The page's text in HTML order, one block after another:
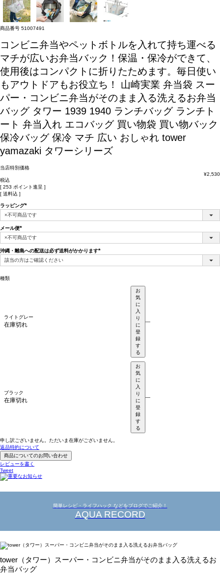
商品番号 51007491
コンビニ弁当やペットボトルを入れて持ち運べる
マチが広いお弁当バック！保温・保冷ができて、
使用後はコンパクトに折りたためます。毎日使い
もアウトドアもお役立ち！
山崎実業 弁当袋 スー
パー・コンビニ弁当がそのまま入る洗えるお弁当
バッグ タワー 1939 1940 ランチバッグ ランチト
ート 弁当入れ エコバッグ 買い物袋 買い物バック
保冷バッグ 保冷 マチ 広い おしゃれ tower
yamazaki タワーシリーズ
当店特別価格
¥2,530
税込
[ 253 ポイント進呈 ]
送料込
ラッピング
(必
メール便
(必
須)
沖縄・離島への配送は必ず送料がかかります
種類
ライトグレー
在庫切れ
お
気
に
入
り
に
登
録
す
る
—
ブラック
在庫切れ
お
気
に
入
り
に
登
録
す
る
—
申し訳ございません。ただいま在庫がございません。
返品特約について
商品についてのお問い合わせ
レビューを書く
Tweet
簡単レシピ・ライフハック などをブログでご紹介！
AQUA RECORD
tower（タワー）スーパー・コンビニ弁当がそのまま入る洗えるお
弁当バッグ